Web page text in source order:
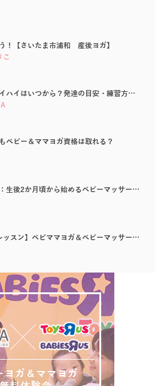
！【さいたま市浦和 産後ヨガ】
こ
ハイはいつから？発達の目安・練習方…
ベビー＆ママヨガ資格は取れる？
生後2か月頃から始めるベビーマッサー…
ッスン】ベビママヨガ＆ベビーマッサー…